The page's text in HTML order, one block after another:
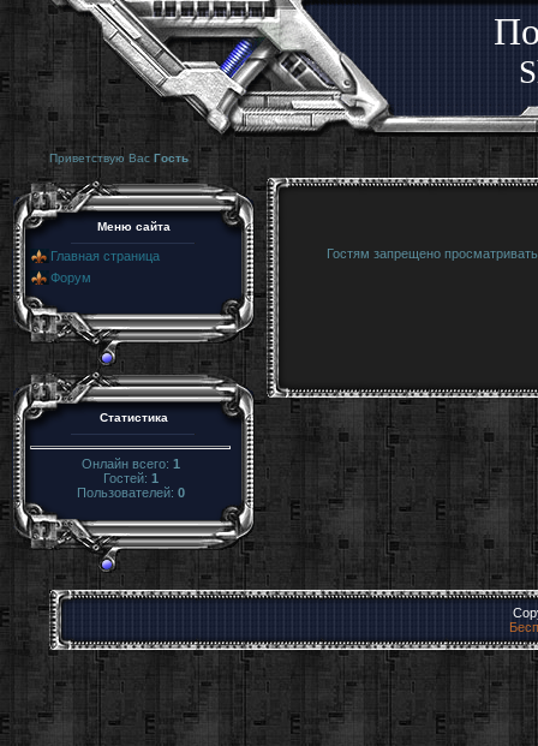
Приветствую Вас Гость
Меню сайта
Главная страница
Форум
Статистика
Онлайн всего: 1
Гостей: 1
Пользователей: 0
Гостям запрещено